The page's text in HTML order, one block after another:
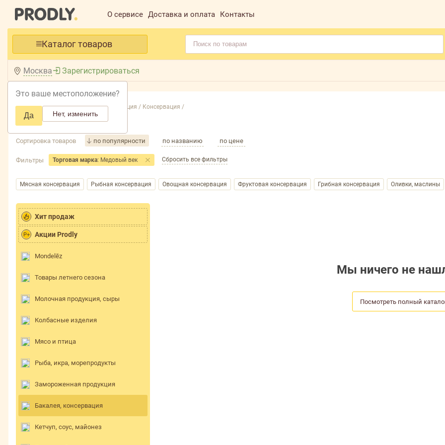
О сервисе Доставка и оплата Контакты
Каталог товаров
Москва
Это ваше местоположение?
Да Нет, изменить
Зарегистрироваться
Главная /Каталог /Бакалея, консервация / Консервация /
Консервация
Сортировка товаров по популярности по названию по цене
Фильтры Торговая марка: Медовый век Сбросить все фильтры
Мясная консервация Рыбная консервация Овощная консервация Фруктовая консервация Грибная консервация Оливки, маслины
Хит продаж
P+ Акции Prodly
Mondelēz
Товары летнего сезона
Молочная продукция, сыры
Колбасные изделия
Мясо и птица
Рыба, икра, морепродукты
Замороженная продукция
Бакалея, консервация
Кетчуп, соус, майонез
Мы ничего не
Посмотреть полный